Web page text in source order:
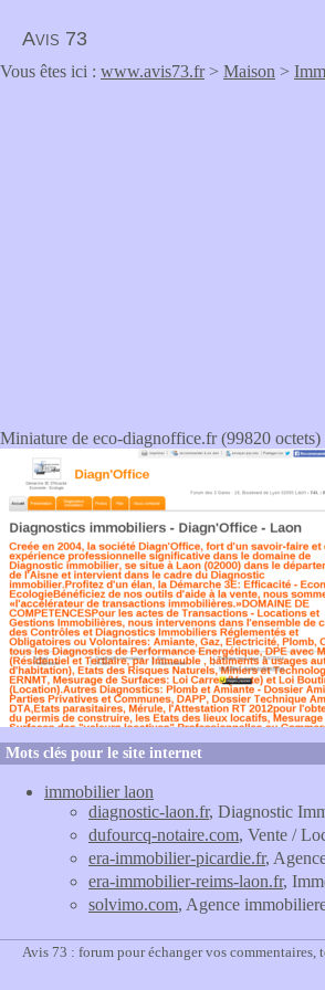
Avis 73
Vous êtes ici : www.avis73.fr> Maison >
Miniature de eco-diagnoffice.fr (99820 octets)
Mots clés pour le site internet
immobilier laon
diagnostic-laon.fr, Diagnostic
dufourcq-notaire.com, Vente /
era-immobilier-picardie.fr,
era-immobilier-reims-laon.fr,
solvimo.com, Agence
Avis 73 : forum pour échanger vos commentaires,